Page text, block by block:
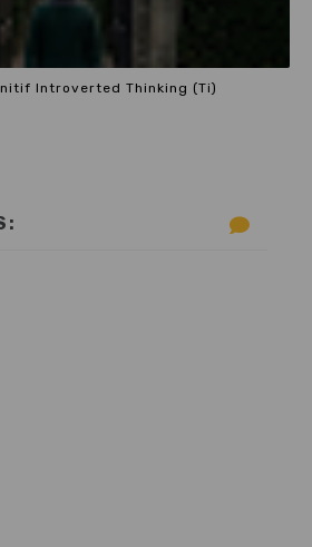
Introverted Thinking (Ti)